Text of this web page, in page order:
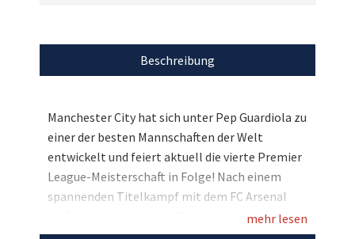
Beschreibung
Manchester City hat sich unter Pep Guardiola zu
einer der besten Mannschaften der Welt
entwickelt und feiert aktuell die vierte Premier
League-Meisterschaft in Folge! Nach einem
spannenden Titelkampf mit dem FC Arsenal
durften die Skyblues die Trophäe entgegenmehr lesen